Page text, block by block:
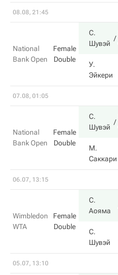
08.08, 21:45
National
Bank Open
Female
Double
С.
Шувэй
У.
Эйкери
07.08, 01:05
National
Bank Open
Female
Double
С.
Шувэй
М.
Саккари
06.07, 13:15
Wimbledon
WTA
Female
Double
С.
Аояма
С.
Шувэй
05.07, 13:10